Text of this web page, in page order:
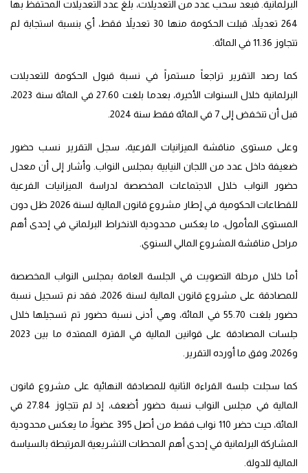
البرلمانية. فبعد سحب عدد من التعديلات، بلغ عدد التعديلات المحتفظ بها
264 تعديلاً، قبلت الحكومة منها 30 تعديلاً فقط، أي بنسبة استجابة لم
تتجاوز 11.36 في المائة.
كما رصد التقرير تراجعاً مستمراً في نسبة قبول الحكومة للتعديلات
البرلمانية خلال السنوات الأخيرة، بعدما بلغت 27.60 في المائة سنة 2023،
قبل أن تنخفض إلى 7 في المائة فقط سنة 2024.
وعلى مستوى مناقشة الميزانيات الفرعية، سجل التقرير نسب حضور
ضعيفة داخل عدد من اللجان النيابية بمجلس النواب. وأشار إلى أن معدل
حضور النواب خلال الاجتماعات المخصصة لدراسة الميزانيات الفرعية
للقطاعات الحكومية في إطار مشروع قانون المالية لسنة 2026 ظل دون
المستوى المأمول، ما يعكس محدودية الانخراط البرلماني في إحدى أهم
مراحل مناقشة المشروع المالي السنوي.
أما خلال مرحلة التصويت في الجلسة العامة بمجلس النواب المخصصة
للمصادقة على مشروع قانون المالية لسنة 2026، فقد نم تسجيل نسبة
حضور بلغت 55.70 في المائة، وهي أدنى نسبة حضور تم تسجيلها خلال
جلسات المصادقة على قوانين المالية في الفترة الممتدة ما بين 2023
و2026، وفق ما أورده التقرير.
كما سجلت جلسة القراءة الثانية للمصادقة النهائية على مشروع قانون
المالية في مجلس النواب نسبة حضور أضعف، إذ لم تتجاوز 27.84 في
المائة، حيث حضر 110 نواب فقط من أصل 395 عضواً، ما يعكس محدودية
المشاركة البرلمانية في إحدى أهم المحطات التشريعية المرتبطة بالسياسة
المالية للدولة.